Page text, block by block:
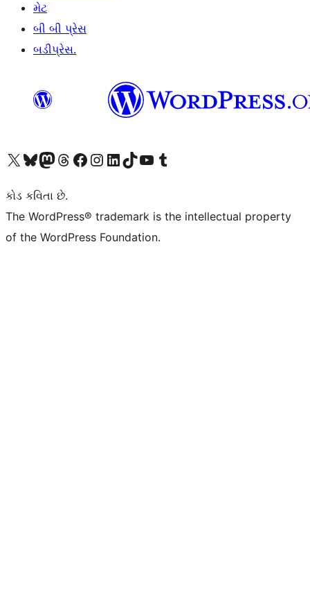
મેટ
બી બી પ્રેસ
બડીપ્રેસ.
અમારા X (અગાઉ ટ્વિટર) એકાઉન્ટની મુલાકાત લોઅમારા Bluesky એકાઉન્ટની મુલાકાત લોઅમારા માસ્ટોડોન એકાઉન્ટની મુલાકાત લોઅમારા Threads એકાઉન્ટની મુલાકાત લો અમારા ફેસબુક પેજની મુલાકાત લોઅમારા ઇન્સ્ટાગ્રામ એકાઉન્ટની મુલાકાત લો અમારા LinkedIn એકાઉન્ટની મુલાકાત લોઅમારા TikTok એકાઉન્ટની મુલાકાત લોઅમારી YouTube ચેનલની મુલાકાત લો અમારા Tumblr એકાઉન્ટની મુલાકાત લો
કોડ કવિતા છે.
The WordPress® trademark is the intellectual property
of the WordPress Foundation.